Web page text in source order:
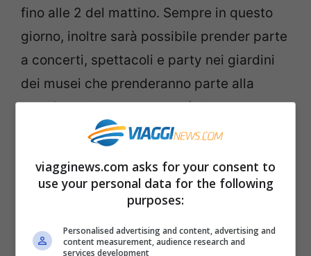
fino alle 2 del mattino. Sempre in questo
giorno, inoltre sarà possibile prender parte
a concerti, spettacoli e party nei giardini
dei musei che prenderanno parte alla
manifestazione. Se sarete lì, in quella data,
un’idea potrebbe essere quella di
Night Ticket che permette l’ingresso ai
musei,e consente al contempo di salire a
bordo dei mezzi pubblici e degli speciali
bis-shuttle che li uniscono.
viagginews.com asks for your consent to
use your personal data for the following
purposes:
Personalised advertising and content, advertising and
content measurement, audience research and
services development